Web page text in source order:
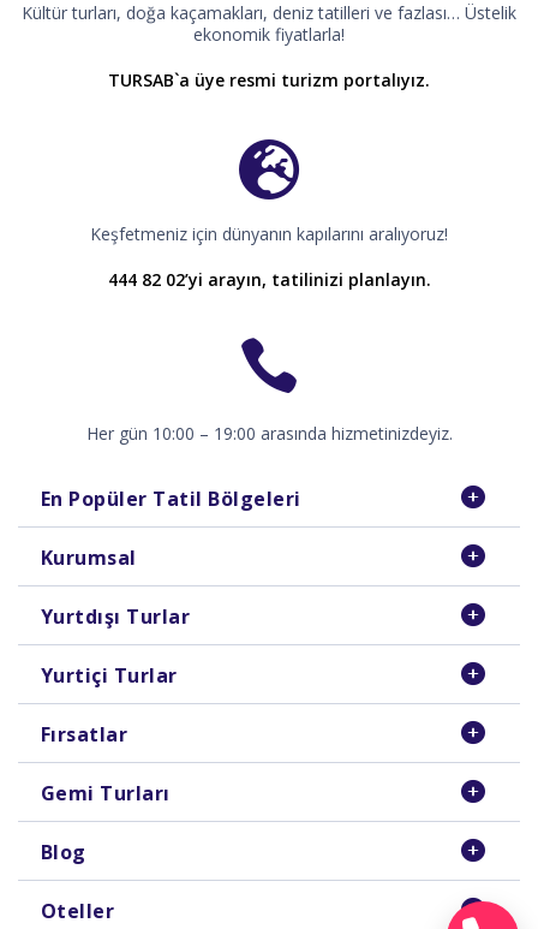
Kültür turları, doğa kaçamakları, deniz tatilleri ve fazlası… Üstelik
ekonomik fiyatlarla!
TURSAB`a üye resmi turizm portalıyız.
Keşfetmeniz için dünyanın kapılarını aralıyoruz!
444 82 02’yi arayın, tatilinizi planlayın.
Her gün 10:00 – 19:00 arasında hizmetinizdeyiz.
En Popüler Tatil Bölgeleri
Kurumsal
Yurtdışı Turlar
Yurtiçi Turlar
Fırsatlar
Gemi Turları
Blog
Oteller